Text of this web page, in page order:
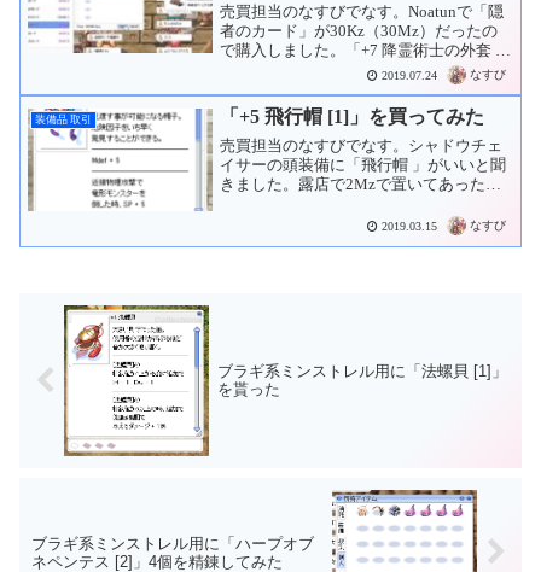
売買担当のなすびでなす。Noatunで「隠
者のカード」が30Kz（30Mz）だったの
で購入しました。「+7 降霊術士の外套 」
に刺そうか「+9 ホーリーステッキ 」を買
い直して刺した方がいいのか悩み中で
す。→売りました。
2019.07.24 なすび
装備品 取引 「+5 飛行帽 [1]」を買ってみた
売買担当のなすびでなす。シャドウチェ
イサーの頭装備に「飛行帽 」がいいと聞
きました。露店で2Mzで置いてあったの
2019.03.15 なすび
ブラギ系ミンストレル用に「法螺貝 [1]」
を貰った
ブラギ系ミンストレル用に「ハープオブ
ネペンテス [2]」4個を精錬してみた